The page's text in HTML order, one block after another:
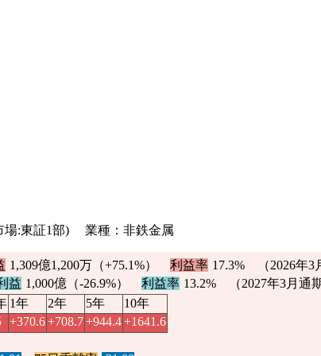
場:東証1部) 業種：非鉄金属
1,309億1,200万（+75.1%） 利益率 17.3%
（2026年3
益 1,000億（-26.9%） 利益率 13.2% （2027年3月通期
1年 2年 5年
10年
+370.6+708.7+944.4+1641.6